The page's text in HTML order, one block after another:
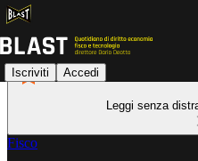
Iscriviti Accedi
Leggi senza
Fisco